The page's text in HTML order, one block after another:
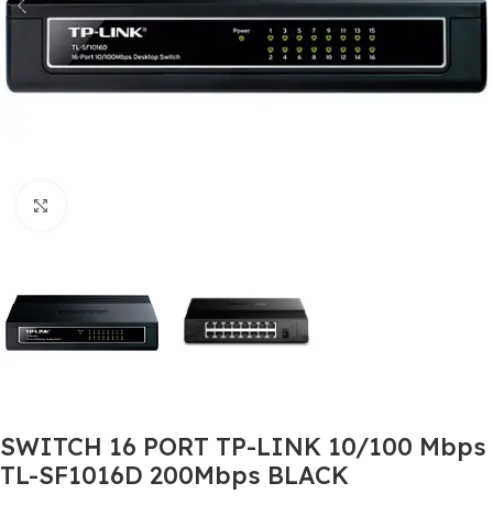
SWITCH 16 PORT TP-LINK 10/100 Mbps
TL-SF1016D 200Mbps BLACK